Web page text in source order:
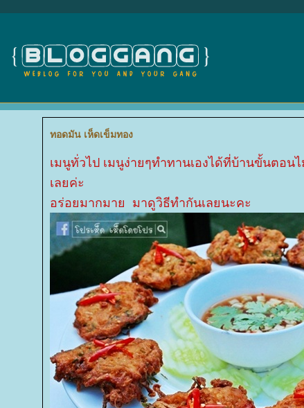
ทอดมัน เห็ดเข็มทอง
เมนูทั่วไป เมนูง่ายๆทำทานเองได้ที่บ้านขั้นตอ
เลยค่ะ
อร่อยมากมาย มาดูวิธีทำกันเลยนะคะ